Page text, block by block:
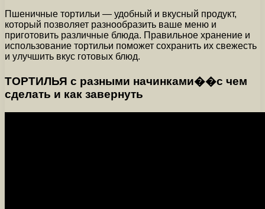
Пшеничные тортильи — удобный и вкусный продукт,
который позволяет разнообразить ваше меню и
приготовить различные блюда. Правильное хранение и
использование тортильи поможет сохранить их свежесть
и улучшить вкус готовых блюд.
ТОРТИЛЬЯ с разными начинками��с чем
сделать и как завернуть